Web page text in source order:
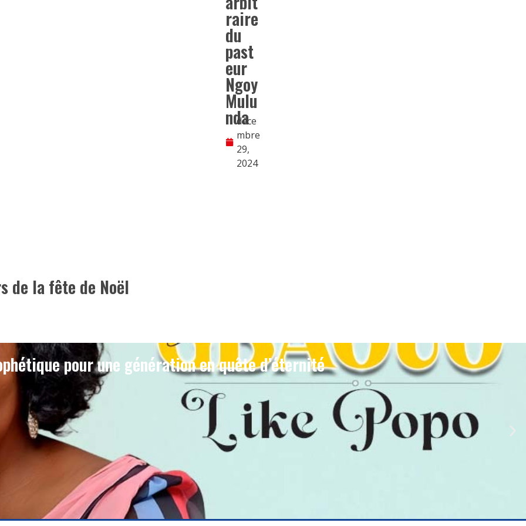
raire
du
past
eur
Ngoy
Mulu
nda
déce
mbre
29,
2024
de la fête de Noël
pour une génération en quête d’éternité